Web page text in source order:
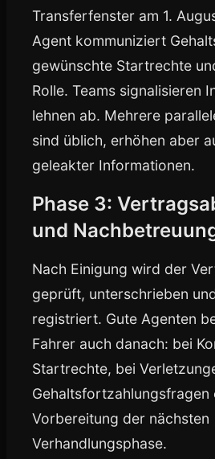
Transferfenster am 1.
Agent kommuniziert
gewünschte Startrechte
Rolle. Teams signalisieren
lehnen ab. Mehrere
sind üblich, erhöhen aber
geleakter Informationen.
Phase 3:
und
Nach Einigung wird der
geprüft, unterschrieben
registriert. Gute Agenten
Fahrer auch danach: bei
Startrechte, bei
Gehaltsfortzahlungsfragen
Vorbereitung der nächsten
Verhandlungsphase.